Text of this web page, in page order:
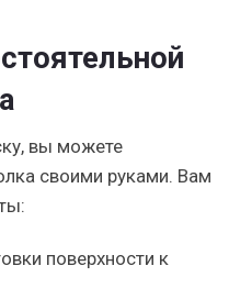
вы можете
своими руками. Вам
поверхности к